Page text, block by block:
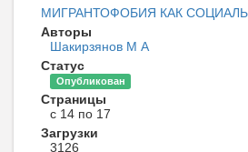
МИГРАНТОФОБИЯ КАК
Авторы
Шакирзянов М А
Статус
Опубликован
Страницы
с 14 по 17
Загрузки
3126